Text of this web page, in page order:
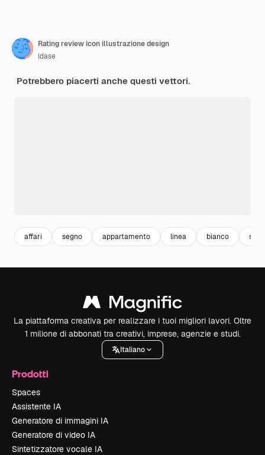
Rating review icon illustrazione design
idase
Potrebbero piacerti anche questi vettori.
affari segno appartamento linea bianco
La piattaforma creativa per realizzare i tuoi migliori lavori. Oltre
1 milione di abbonati tra creativi, imprese, agenzie e studi.
Italiano
Prodotti
Spaces
Assistente IA
Generatore di immagini IA
Generatore di video IA
Sintetizzatore vocale IA